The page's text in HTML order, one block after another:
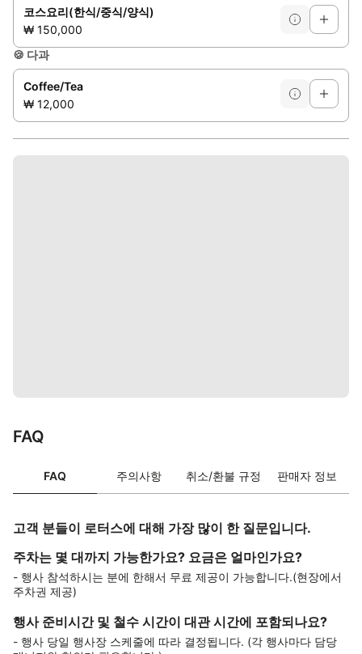
코스요리(한식/중식/양식)
₩ 150,000
🍪 다과
Coffee/Tea
₩ 12,000
FAQ
FAQ 주의사항 취소/환불 규정 판매자 정보
고객 분들이 로터스에 대해 가장 많이 한 질문입니다.
주차는 몇 대까지 가능한가요? 요금은 얼마인가요?
- 행사 참석하시는 분에 한해서 무료 제공이 가능합니다.(현장에서
주차권 제공)
행사 준비시간 및 철수 시간이 대관 시간에 포함되나요?
- 행사 당일 행사장 스케줄에 따라 결정됩니다. (각 행사마다 담당